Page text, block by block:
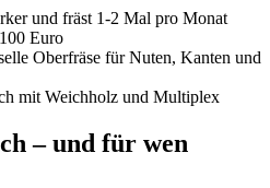
und fräst 1-2 Mal pro Monat
Euro
Oberfräse für Nuten, Kanten und
mit Weichholz und Multiplex
– und für wen